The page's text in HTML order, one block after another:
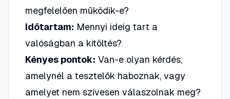
megfelelően működik-e?
Időtartam: Mennyi ideig tart a
valóságban a kitöltés?
Kényes pontok: Van-e olyan kérdés,
amelynél a tesztelők haboznak, vagy
amelyet nem szívesen válaszolnak meg?